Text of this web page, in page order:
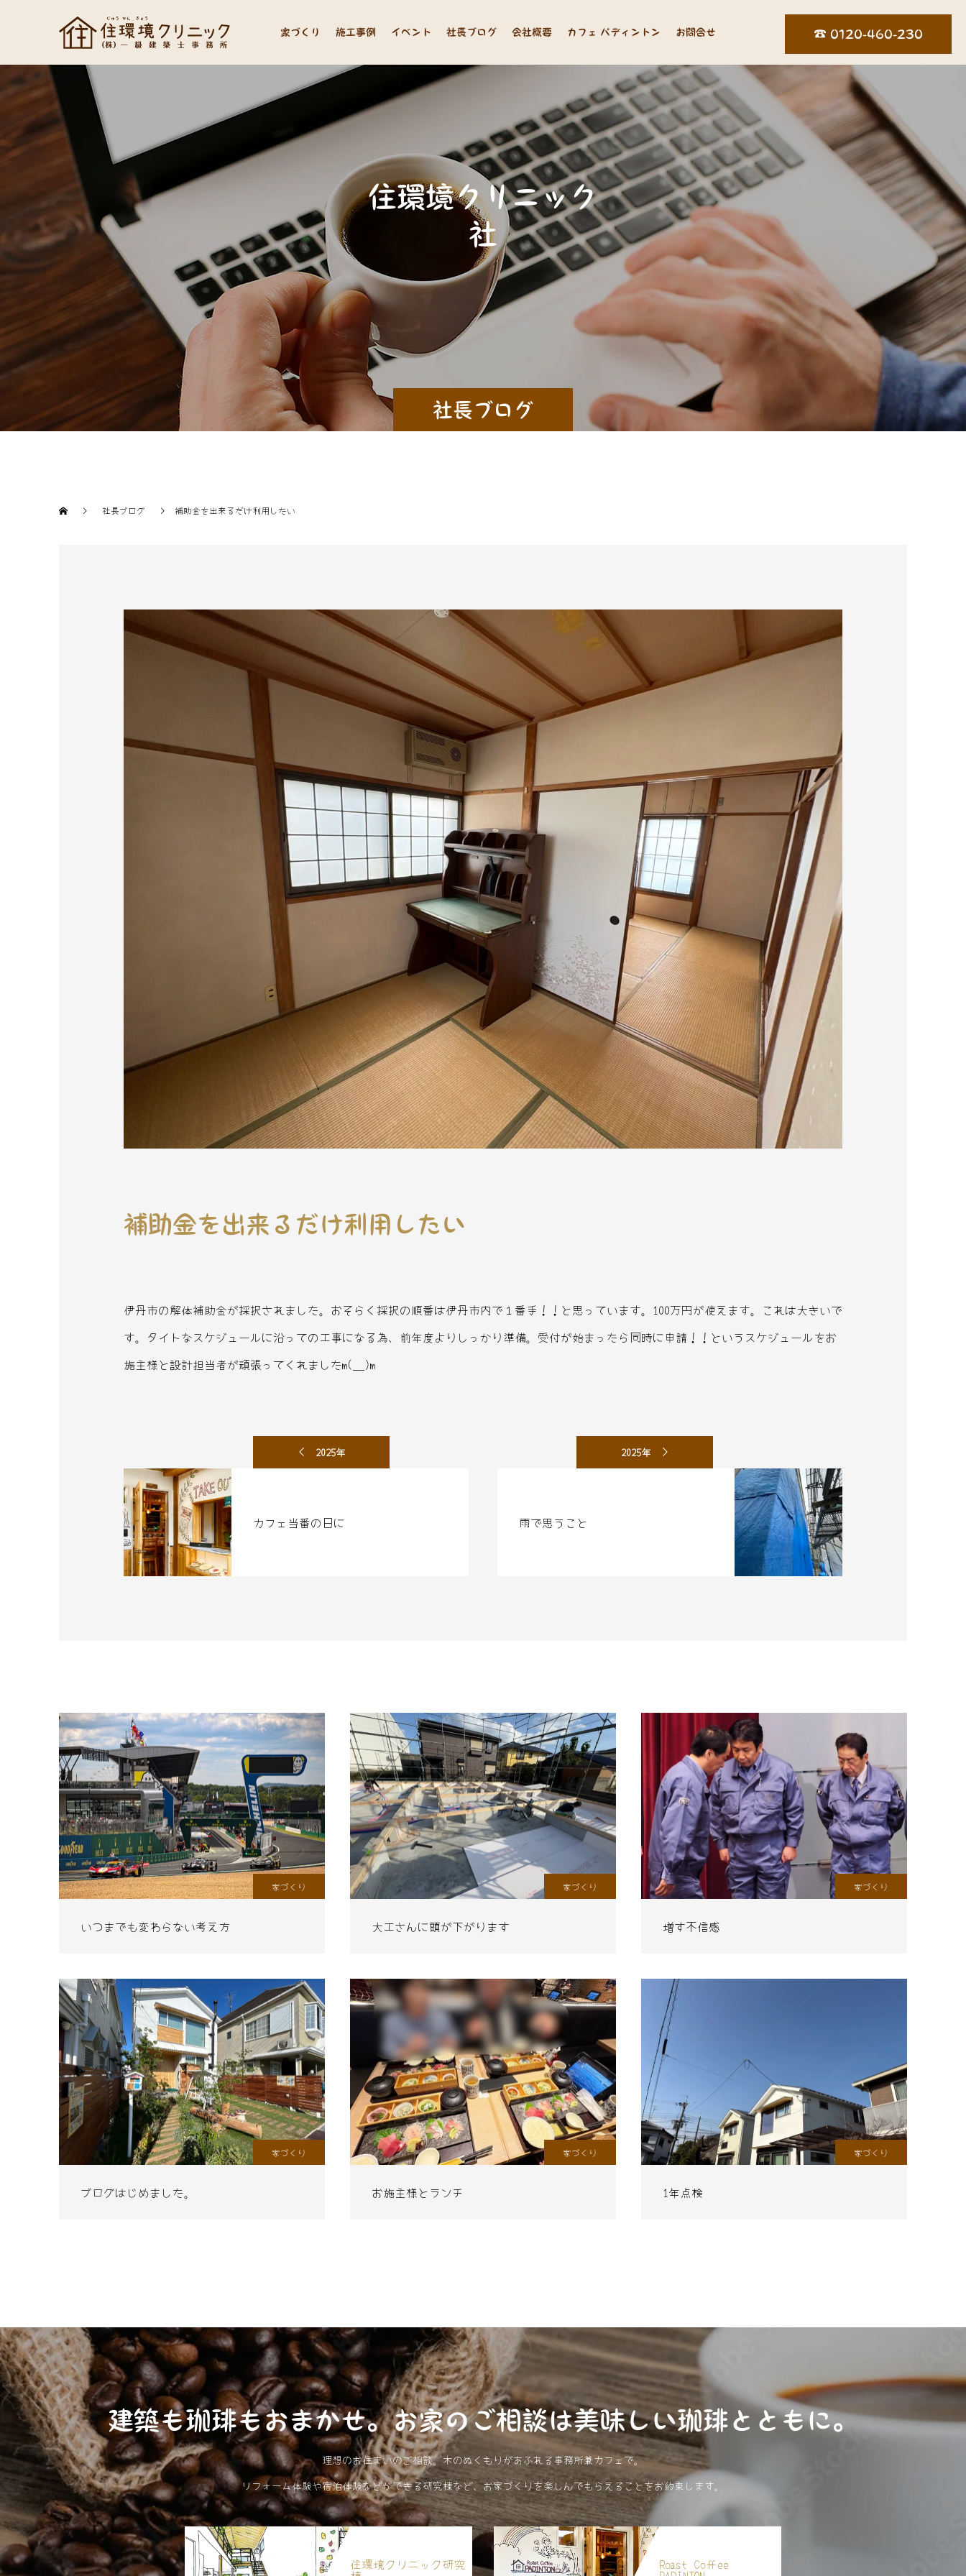
☎︎ 0120-460-230
家づくり 施工事例 イベント 社長ブログ 会社概要 カフェ パディントン お問合せ
社長ブログ
住環境クリニック
社長山 いつれづれブログ
社長ブログ 補助金を出来るだけ利用したい
補助金を出来るだけ利用したい
伊丹市の解体補助金が採択されました。おそらく採択の順番は伊丹市内で１番手！！と思っています。100万円が使えます。これは大きいで
す。タイトなスケジュールに沿っての工事になる為、前年度よりしっかり準備。受付が始まったら同時に申請！！というスケジュールをお
施主様と設計担当者が頑張ってくれましたm(__)m
2025年
カフェ当番の日に
2025年
雨で思うこと
家づくり
いつまでも変わらない考え方
家づくり
大工さんに頭が下がります
家づくり
増す不信感
家づくり
ブログはじめました。
家づくり
お施主様とランチ
家づくり
1年点検
建築も珈琲もおまかせ。お家のご相談は美味しい珈琲とともに。
理想のお住まいのご相談。木のぬくもりがあふれる事務所兼カフェで。
リフォーム体験や宿泊体験などができる研究棟など、お家づくりを楽しんでもらえることをお約束します。
住環境クリニック研究 Roast Coffee